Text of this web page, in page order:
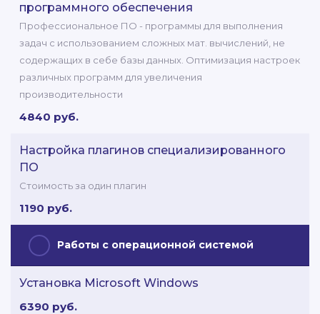
программного обеспечения
Профессиональное ПО - программы для выполнения
задач с использованием сложных мат. вычислений, не
содержащих в себе базы данных. Оптимизация настроек
различных программ для увеличения
производительности
4840 руб.
Настройка плагинов специализированного
ПО
Стоимость за один плагин
1190 руб.
Работы с операционной системой
Установка Microsoft Windows
6390 руб.